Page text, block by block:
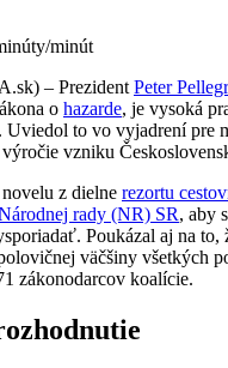
minút
– Prezident Peter
o hazarde, je vysoká
Uviedol to vo vyjadrení pre
vzniku
z dielne rezortu
rady (NR) SR, aby
Poukázal aj na to,
väčšiny všetkých
zákonodarcov koalície.